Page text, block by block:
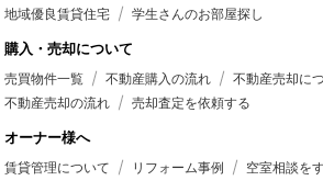
地域優良賃貸住宅
学生さんのお部屋探し
購入・売却について
売買物件一覧 不動産購入の流れ
不動産売却に
不動産売却の流れ
売却査定を依頼する
オーナー様へ
賃貸管理について リフォーム事例 空室相談を